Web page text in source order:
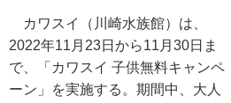
カワスイ（川崎水族館）は、
2022年11月23日から11月30日ま
で、「カワスイ 子供無料キャンペ
ーン」を実施する。期間中、大人